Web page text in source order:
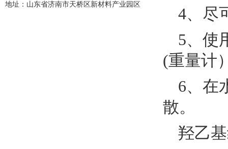
4、尽
5、使
(重量计
6、在
散。
羟乙
地址：山东省济南市天桥区新材料产业园区